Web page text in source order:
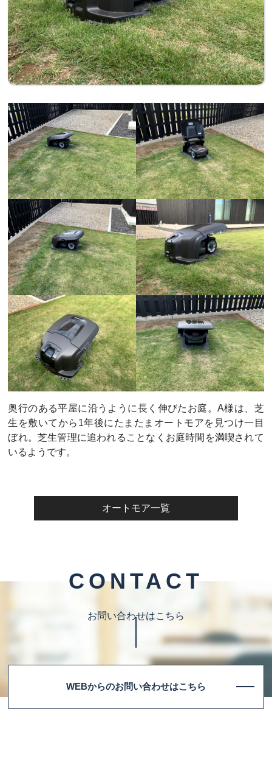
奥行のある平屋に沿うように長く伸びたお庭。A様は、芝
生を敷いてから1年後にたまたまオートモアを見つけ一目
ぼれ。芝生管理に追われることなくお庭時間を満喫されて
いるようです。
オートモア一覧
CONTACT
お問い合わせはこちら
WEBからのお問い合わせはこちら